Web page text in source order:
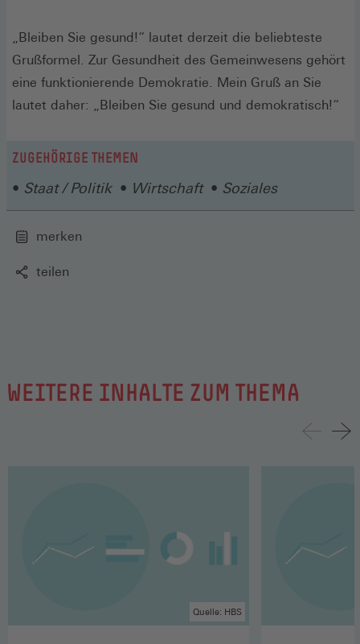
„Bleiben Sie gesund!“ lautet derzeit die beliebteste
Grußformel. Zur Gesundheit des Gemeinwesens gehört
eine funktionierende Demokratie. Mein Gruß an Sie
lautet daher: „Bleiben Sie gesund und demokratisch!“
ZUGEHÖRIGE THEMEN
Staat / Politik Wirtschaft Soziales
merken
teilen
WEITERE INHALTE ZUM THEMA
Quelle: HBS